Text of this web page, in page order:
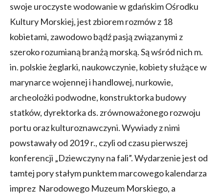
swoje uroczyste wodowanie w gdańskim Ośrodku
Kultury Morskiej, jest zbiorem rozmów z 18
kobietami, zawodowo bądź pasją związanymi z
szeroko rozumianą branżą morską. Są wśród nich m.
in. polskie żeglarki, naukowczynie, kobiety służące w
marynarce wojennej i handlowej, nurkowie,
archeolożki podwodne, konstruktorka budowy
statków, dyrektorka ds. zrównoważonego rozwoju
portu oraz kulturoznawczyni. Wywiady z nimi
powstawały od 2019 r., czyli od czasu pierwszej
konferencji „Dziewczyny na fali”. Wydarzenie jest od
tamtej pory stałym punktem marcowego kalendarza
imprez Narodowego Muzeum Morskiego, a